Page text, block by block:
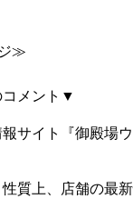
≫
コメント▼
サイト『御殿場
質上、店舗の最